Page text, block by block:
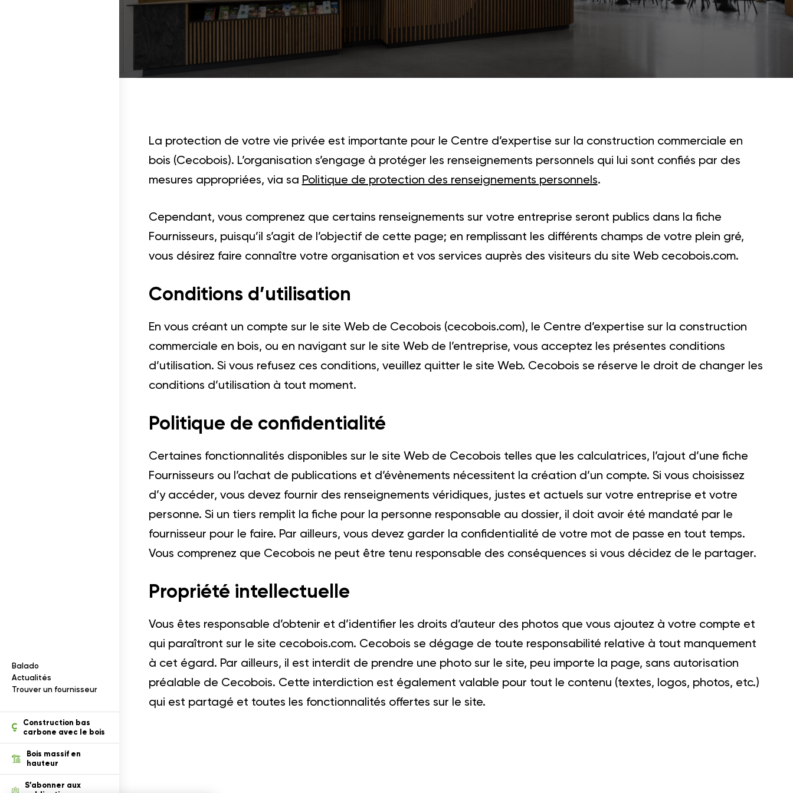
Balado
Actualités
Trouver un fournisseur
Construction bas
carbone avec le bois
Bois massif en
hauteur
S’abonner aux
des renseignements
Documentation
La protection de votre vie privée est importante pour le Centre d’expertise sur la construction commerciale en
bois (Cecobois). L’organisation s’engage à protéger les renseignements personnels qui lui sont confiés par des
mesures appropriées, via sa Politique de protection des renseignements personnels.
Cependant, vous comprenez que certains renseignements sur votre entreprise seront publics dans la fiche
Fournisseurs, puisqu’il s’agit de l’objectif de cette page; en remplissant les différents champs de votre plein gré,
vous désirez faire connaître votre organisation et vos services auprès des visiteurs du site Web cecobois.com.
Conditions d’utilisation
En vous créant un compte sur le site Web de Cecobois (cecobois.com), le Centre d’expertise sur la construction
commerciale en bois, ou en navigant sur le site Web de l’entreprise, vous acceptez les présentes conditions
d’utilisation. Si vous refusez ces conditions, veuillez quitter le site Web. Cecobois se réserve le droit de changer les
conditions d’utilisation à tout moment.
Politique de confidentialité
Certaines fonctionnalités disponibles sur le site Web de Cecobois telles que les calculatrices, l’ajout d’une fiche
Fournisseurs ou l’achat de publications et d’évènements nécessitent la création d’un compte. Si vous choisissez
d’y accéder, vous devez fournir des renseignements véridiques, justes et actuels sur votre entreprise et votre
personne. Si un tiers remplit la fiche pour la personne responsable au dossier, il doit avoir été mandaté par le
fournisseur pour le faire. Par ailleurs, vous devez garder la confidentialité de votre mot de passe en tout temps.
Vous comprenez que Cecobois ne peut être tenu responsable des conséquences si vous décidez de le partager.
Propriété intellectuelle
Vous êtes responsable d’obtenir et d’identifier les droits d’auteur des photos que vous ajoutez à votre compte et
qui paraîtront sur le site cecobois.com. Cecobois se dégage de toute responsabilité relative à tout manquement
à cet égard. Par ailleurs, il est interdit de prendre une photo sur le site, peu importe la page, sans autorisation
préalable de Cecobois. Cette interdiction est également valable pour tout le contenu (textes, logos, photos, etc.)
qui est partagé et toutes les fonctionnalités offertes sur le site.